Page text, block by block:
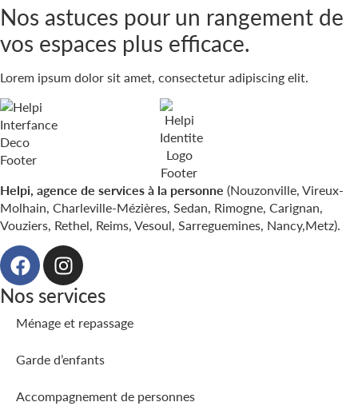
Nos astuces pour un rangement de
vos espaces plus efficace.
Lorem ipsum dolor sit amet, consectetur adipiscing elit.
Helpi, agence de services à la personne (Nouzonville, Vireux-
Molhain, Charleville-Mézières, Sedan, Rimogne, Carignan,
Vouziers, Rethel, Reims, Vesoul, Sarreguemines, Nancy,Metz).
Nos services
Ménage et repassage
Garde d’enfants
Accompagnement de personnes